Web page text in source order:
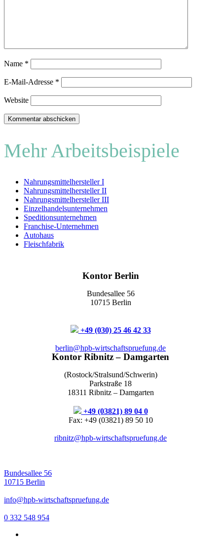
Name *
E-Mail-Adresse *
Website
Mehr Arbeitsbeispiele
Nahrungsmittelhersteller I
Nahrungsmittelhersteller II
Nahrungsmittelhersteller III
Einzelhandelsunternehmen
Speditionsunternehmen
Franchise-Unternehmen
Autohaus
Fleischfabrik
Kontor Berlin
Bundesallee 56
10715 Berlin
+49 (030) 25 46 42 33
berlin@hpb-wirtschaftspruefung.de
Kontor Ribnitz – Damgarten
(Rostock/Stralsund/Schwerin)
Parkstraße 18
18311 Ribnitz – Damgarten
+49 (03821) 89 04 0
Fax: +49 (03821) 89 50 10
ribnitz@hpb-wirtschaftspruefung.de
Bundesallee 56
10715 Berlin
info@hpb-wirtschaftspruefung.de
0 332 548 954